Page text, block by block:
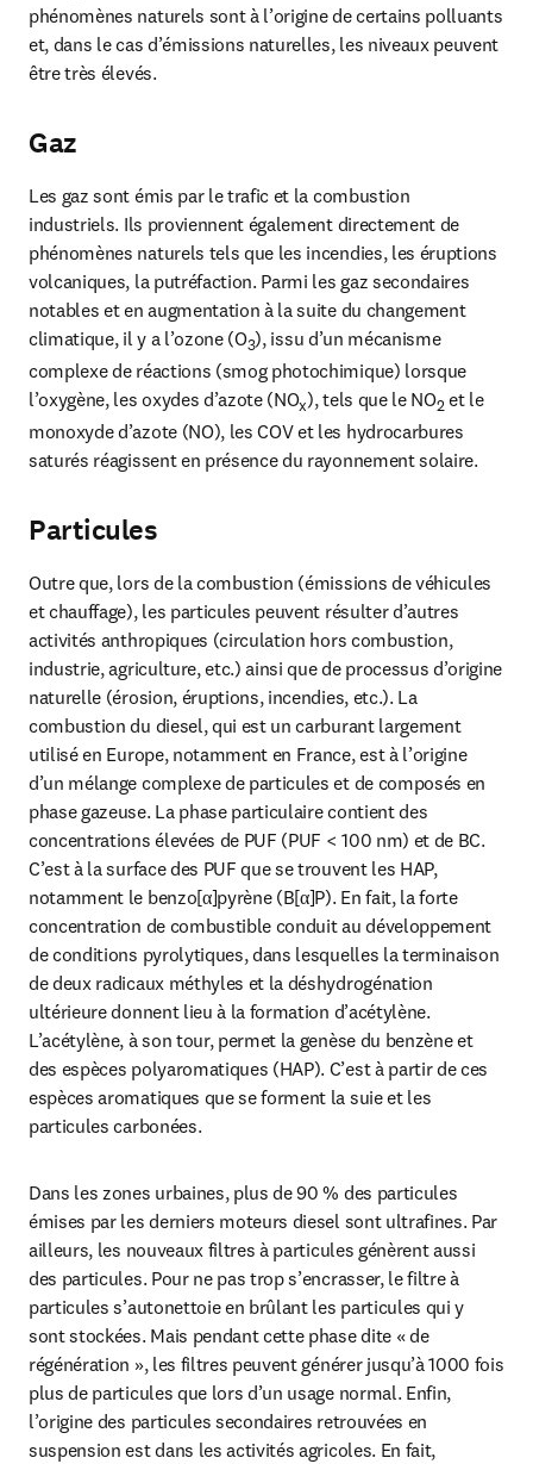
phénomènes naturels sont à l’origine de certains polluants
et, dans le cas d’émissions naturelles, les niveaux peuvent
être très élevés.
Gaz
Les gaz sont émis par le trafic et la combustion
industriels. Ils proviennent également directement de
phénomènes naturels tels que les incendies, les éruptions
volcaniques, la putréfaction. Parmi les gaz secondaires
notables et en augmentation à la suite du changement
climatique, il y a l’ozone (O3), issu d’un mécanisme
complexe de réactions (smog photochimique) lorsque
l’oxygène, les oxydes d’azote (NOx), tels que le NO2 et le
monoxyde d’azote (NO), les COV et les hydrocarbures
saturés réagissent en présence du rayonnement solaire.
Particules
Outre que, lors de la combustion (émissions de véhicules
et chauffage), les particules peuvent résulter d’autres
activités anthropiques (circulation hors combustion,
industrie, agriculture, etc.) ainsi que de processus d’origine
naturelle (érosion, éruptions, incendies, etc.). La
combustion du diesel, qui est un carburant largement
utilisé en Europe, notamment en France, est à l’origine
d’un mélange complexe de particules et de composés en
phase gazeuse. La phase particulaire contient des
concentrations élevées de PUF (PUF < 100 nm) et de BC.
C’est à la surface des PUF que se trouvent les HAP,
notamment le benzo[α]pyrène (B[α]P). En fait, la forte
concentration de combustible conduit au développement
de conditions pyrolytiques, dans lesquelles la terminaison
de deux radicaux méthyles et la déshydrogénation
ultérieure donnent lieu à la formation d’acétylène.
L’acétylène, à son tour, permet la genèse du benzène et
des espèces polyaromatiques (HAP). C’est à partir de ces
espèces aromatiques que se forment la suie et les
particules carbonées.
Dans les zones urbaines, plus de 90 % des particules
émises par les derniers moteurs diesel sont ultrafines. Par
ailleurs, les nouveaux filtres à particules génèrent aussi
des particules. Pour ne pas trop s’encrasser, le filtre à
particules s’autonettoie en brûlant les particules qui y
sont stockées. Mais pendant cette phase dite « de
régénération », les filtres peuvent générer jusqu’à 1000 fois
plus de particules que lors d’un usage normal. Enfin,
l’origine des particules secondaires retrouvées en
suspension est dans les activités agricoles. En fait,